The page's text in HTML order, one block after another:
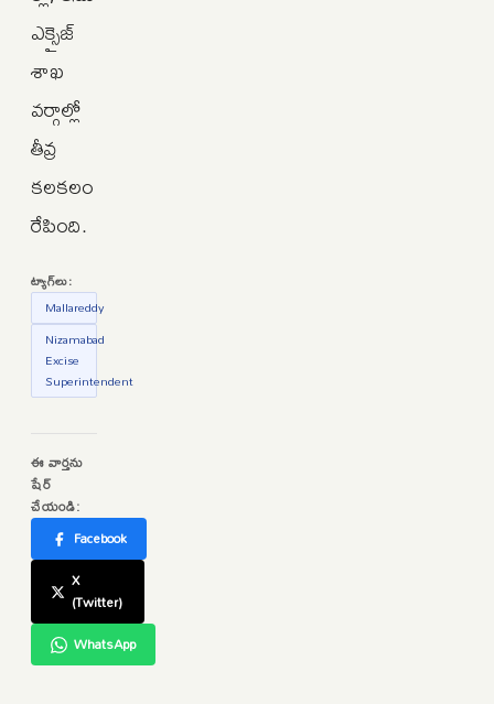
ఎక్సైజ్
శాఖ
వర్గాల్లో
తీవ్ర
కలకలం
రేపింది.
ట్యాగ్‌లు:
Mallareddy
Nizamabad
Excise
Superintendent
ఈ వార్తను
షేర్
చేయండి:
Facebook
X
(Twitter)
WhatsApp